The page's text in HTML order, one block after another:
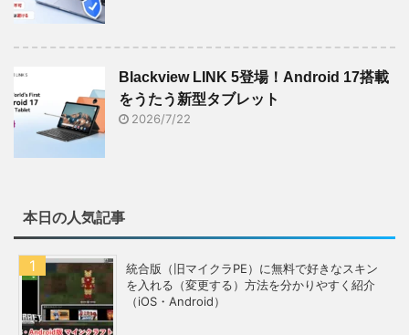
Blackview LINK 5登場！Android 17搭載
をうたう新型タブレット
2026/7/22
本日の人気記事
統合版（旧マイクラPE）に無料で好きなスキン
を入れる（変更する）方法を分かりやすく紹介
（iOS・Android）